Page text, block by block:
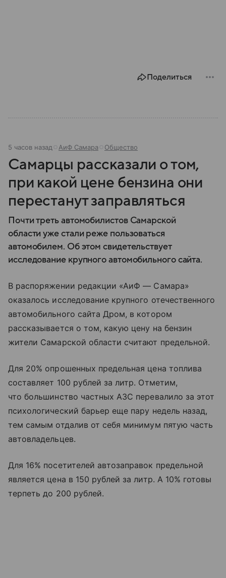
Поделиться
5 часов назад АиФ Самара Общество
Самарцы рассказали о том,
при какой цене бензина они
перестанут заправляться
Почти треть автомобилистов Самарской
области уже стали реже пользоваться
автомобилем. Об этом свидетельствует
исследование крупного автомобильного сайта.
В распоряжении редакции «АиФ — Самара»
оказалось исследование крупного отечественного
автомобильного сайта Дром, в котором
рассказывается о том, какую цену на бензин
жители Самарской области считают предельной.
Для 20% опрошенных предельная цена топлива
составляет 100 рублей за литр. Отметим,
что большинство частных АЗС перевалило за этот
психологический барьер еще пару недель назад,
тем самым отдалив от себя минимум пятую часть
автовладельцев.
Для 16% посетителей автозаправок предельной
является цена в 150 рублей за литр. А 10% готовы
терпеть до 200 рублей.